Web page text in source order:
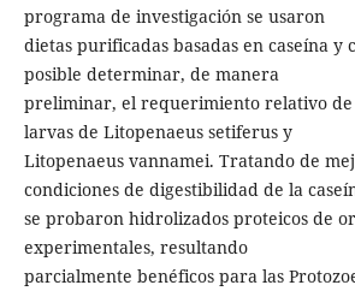
programa de investigación se usaron
dietas purificadas basadas en caseína y
posible determinar, de manera
preliminar, el requerimiento relativo
larvas de Litopenaeus setiferus y
Litopenaeus vannamei. Tratando de
condiciones de digestibilidad de la
se probaron hidrolizados proteicos de
experimentales, resultando
parcialmente benéficos para las